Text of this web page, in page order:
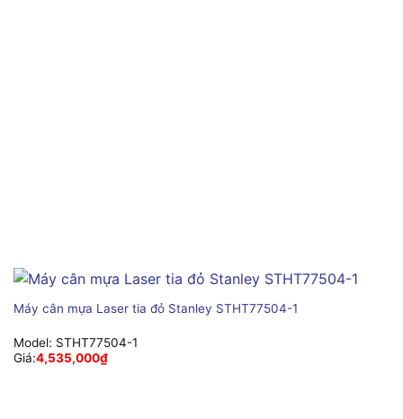
Máy cân mựa Laser tia đỏ Stanley STHT77504-1
Model: STHT77504-1
Giá:4,535,000₫